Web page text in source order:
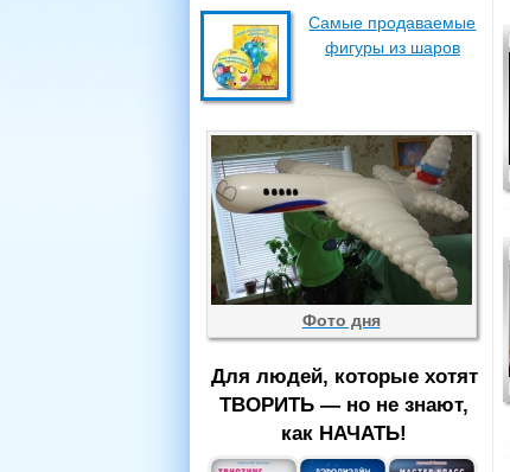
Самые продаваемые
фигуры из шаров
Фото дня
Для людей, которые хотят
ТВОРИТЬ — но не знают,
как НАЧАТЬ!